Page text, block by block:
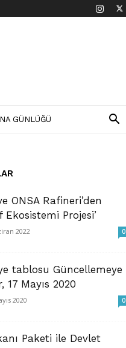
GÜNLÜĞÜ
ONSA Rafineri’den
Ekosistemi Projesi’
2022 0
tablosu Güncellemeye
17 Mayıs 2020
2020 0
Paketi ile Devlet